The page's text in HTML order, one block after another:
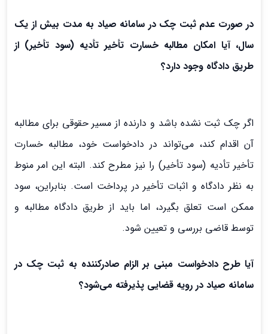
در صورت عدم ثبت چک در سامانه صیاد به مدت بیش از یک
سال، آیا امکان مطالبه خسارت تأخیر تأدیه (سود تأخیر) از
طریق دادگاه وجود دارد؟
اگر چک ثبت نشده باشد و دارنده از مسیر حقوقی برای مطالبه
آن اقدام کند، می‌تواند در دادخواست خود، مطالبه خسارت
تأخیر تأدیه (سود تأخیر) را نیز مطرح کند. البته این امر منوط
به نظر دادگاه و اثبات تأخیر در پرداخت است. بنابراین، سود
ممکن است تعلق بگیرد، اما باید از طریق دادگاه مطالبه و
توسط قاضی بررسی و تعیین شود.
آیا طرح دادخواست مبنی بر الزام صادرکننده به ثبت چک در
سامانه صیاد در رویه قضایی پذیرفته می‌شود؟